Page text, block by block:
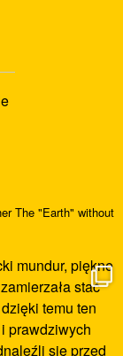
The "Earth" without